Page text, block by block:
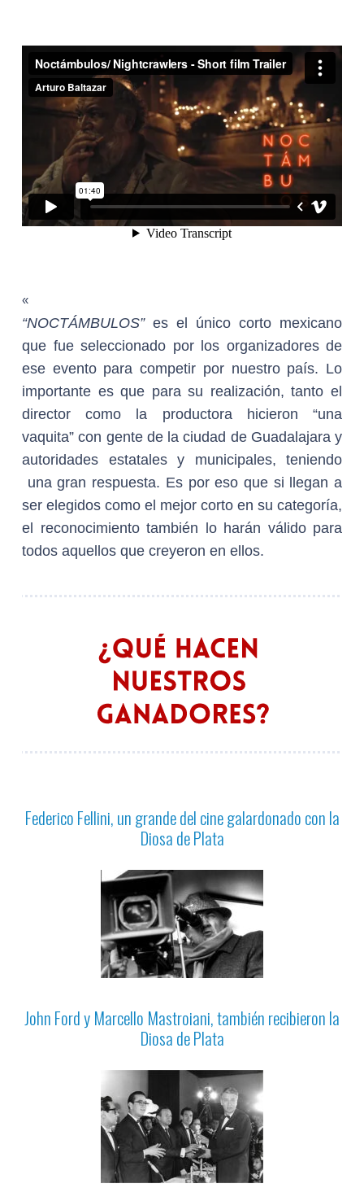
«
“NOCTÁMBULOS”es el único corto mexicano
que fue seleccionado por los organizadores de
ese evento para competir por nuestro país. Lo
importante es que para su realización, tanto el
director como la productora hicieron “una
vaquita” con gente de la ciudad de Guadalajara y
autoridades estatales y municipales, teniendo
una gran respuesta. Es por eso que si llegan a
ser elegidos como el mejor corto en su categoría,
el reconocimiento también lo harán válido para
todos aquellos que creyeron en ellos.
Federico Fellini, un grande del cine galardonado con la
Diosa de Plata
John Ford y Marcello Mastroiani, también recibieron la
Diosa de Plata